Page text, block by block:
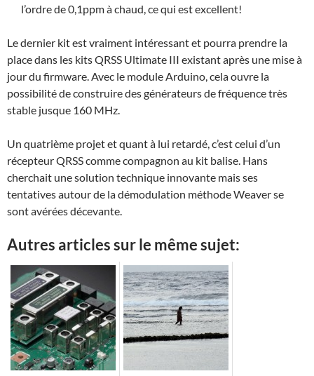
l’ordre de 0,1ppm à chaud, ce qui est excellent!
Le dernier kit est vraiment intéressant et pourra prendre la
place dans les kits QRSS Ultimate III existant après une mise à
jour du firmware. Avec le module Arduino, cela ouvre la
possibilité de construire des générateurs de fréquence très
stable jusque 160 MHz.
Un quatrième projet et quant à lui retardé, c’est celui d’un
récepteur QRSS comme compagnon au kit balise. Hans
cherchait une solution technique innovante mais ses
tentatives autour de la démodulation méthode Weaver se
sont avérées décevante.
Autres articles sur le même sujet: